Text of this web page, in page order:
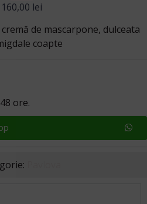
160,00 lei
de mascarpone, dulceata
coapte
ore.